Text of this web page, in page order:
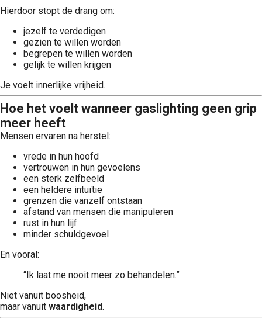
Hierdoor stopt de drang om:
jezelf te verdedigen
gezien te willen worden
begrepen te willen worden
gelijk te willen krijgen
Je voelt innerlijke vrijheid.
Hoe het voelt wanneer gaslighting geen grip
meer heeft
Mensen ervaren na herstel:
vrede in hun hoofd
vertrouwen in hun gevoelens
een sterk zelfbeeld
een heldere intuïtie
grenzen die vanzelf ontstaan
afstand van mensen die manipuleren
rust in hun lijf
minder schuldgevoel
En vooral:
“Ik laat me nooit meer zo behandelen.”
Niet vanuit boosheid,
maar vanuit waardigheid.